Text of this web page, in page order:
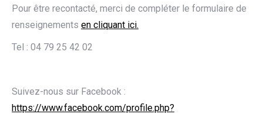
Pour être recontacté, merci de compléter le formulaire de
renseignements en cliquant ici.
Tel : 04 79 25 42 02
Suivez-nous sur Facebook :
https://www.facebook.com/profile.php?